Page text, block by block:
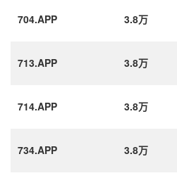
704.APP 3.8万
713.APP 3.8万
714.APP 3.8万
734.APP 3.8万